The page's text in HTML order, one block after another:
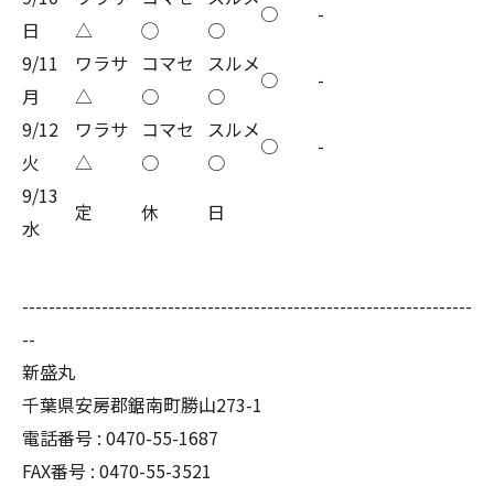
日
△
◯
○
○
-
9/11
月
ワラサ
△
コマセ
○
スルメ
○
○
-
9/12
火
ワラサ
△
コマセ
○
スルメ
○
○
-
9/13
水
定 休 日
--------------------------------------------------------------------
--
新盛丸
千葉県安房郡鋸南町勝山273-1
電話番号 : 0470-55-1687
FAX番号 : 0470-55-3521